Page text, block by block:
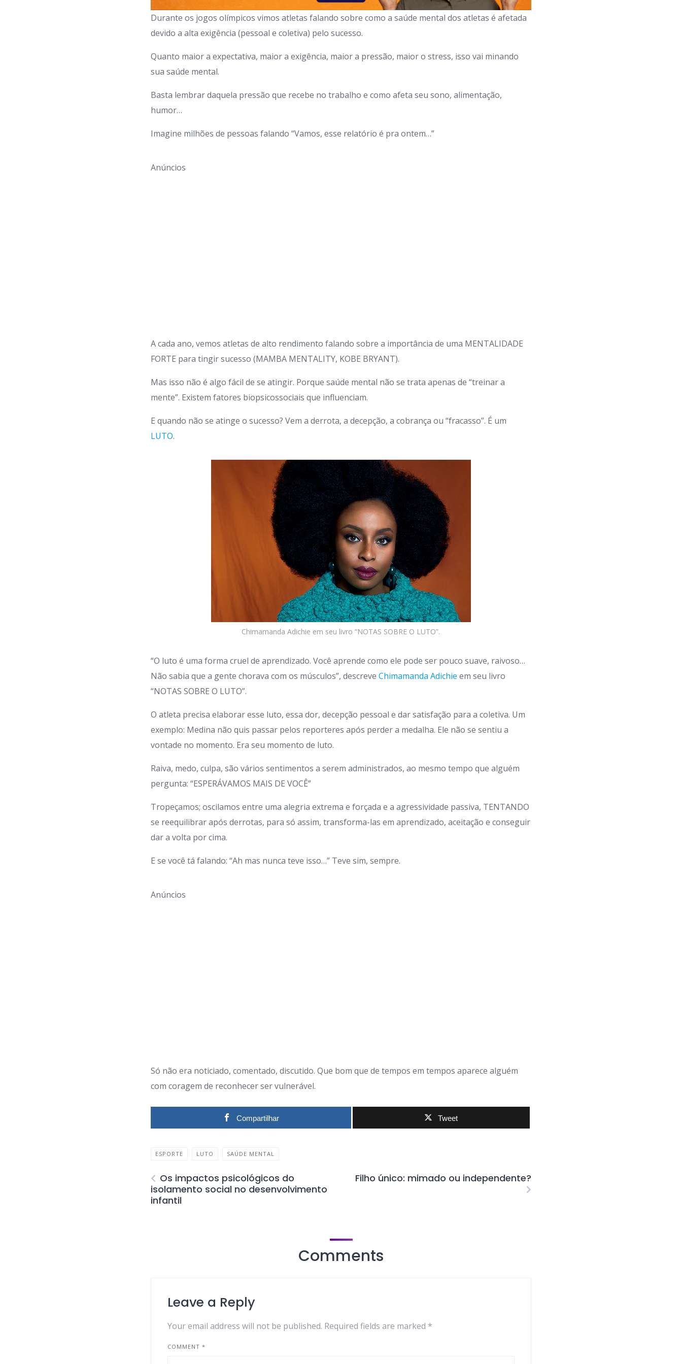
Durante os jogos olímpicos vimos atletas falando sobre como a saúde mental dos atletas é afetada
devido a alta exigência (pessoal e coletiva) pelo sucesso.
Quanto maior a expectativa, maior a exigência, maior a pressão, maior o stress, isso vai minando
sua saúde mental.
Basta lembrar daquela pressão que recebe no trabalho e como afeta seu sono, alimentação,
humor…
Imagine milhões de pessoas falando “Vamos, esse relatório é pra ontem…”
Anúncios
A cada ano, vemos atletas de alto rendimento falando sobre a importância de uma MENTALIDADE
FORTE para tingir sucesso (MAMBA MENTALITY, KOBE BRYANT).
Mas isso não é algo fácil de se atingir. Porque saúde mental não se trata apenas de “treinar a
mente”. Existem fatores biopsicossociais que influenciam.
E quando não se atinge o sucesso? Vem a derrota, a decepção, a cobrança ou “fracasso”. É um
LUTO.
Chimamanda Adichie em seu livro “NOTAS SOBRE O LUTO”.
“O luto é uma forma cruel de aprendizado. Você aprende como ele pode ser pouco suave, raivoso…
Não sabia que a gente chorava com os músculos”, descreveChimamanda Adichie em seu livro
“NOTAS SOBRE O LUTO”.
O atleta precisa elaborar esse luto, essa dor, decepção pessoal e dar satisfação para a coletiva. Um
exemplo: Medina não quis passar pelos reporteres após perder a medalha. Ele não se sentiu a
vontade no momento. Era seu momento de luto.
Raiva, medo, culpa, são vários sentimentos a serem administrados, ao mesmo tempo que alguém
pergunta: “ESPERÁVAMOS MAIS DE VOCÊ”
Tropeçamos; oscilamos entre uma alegria extrema e forçada e a agressividade passiva, TENTANDO
se reequilibrar após derrotas, para só assim, transforma-las em aprendizado, aceitação e conseguir
dar a volta por cima.
E se você tá falando: “Ah mas nunca teve isso…” Teve sim, sempre.
Anúncios
Só não era noticiado, comentado, discutido. Que bom que de tempos em tempos aparece alguém
com coragem de reconhecer ser vulnerável.
Compartilhar Tweet
ESPORTE LUTO SAÚDE MENTAL
Os impactos psicológicos do
isolamento social no desenvolvimento
infantil
Filho único: mimado ou independente?
Comments
Leave a Reply
Your email address will not be published. Required fields are marked *
COMMENT*